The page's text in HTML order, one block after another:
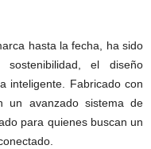
hasta la fecha, ha sido
el diseño
inteligente. Fabricado con
un avanzado sistema de
para quienes buscan un